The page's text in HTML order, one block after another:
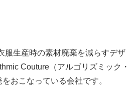
服生産時の素材廃棄を減らすデザ
Couture（アルゴリズミック・
おこなっている会社です。